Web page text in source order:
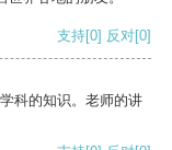
支持[0] 反对[0]
科的知识。老师的讲